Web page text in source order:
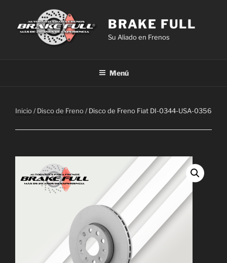
contenido
BRAKE FULL
Su Aliado en Frenos
Menú
Inicio/Disco de Freno/ Disco de Freno Fiat DI-0344-USA-0356